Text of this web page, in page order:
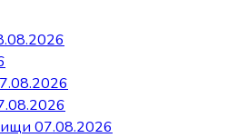
07.08.2026